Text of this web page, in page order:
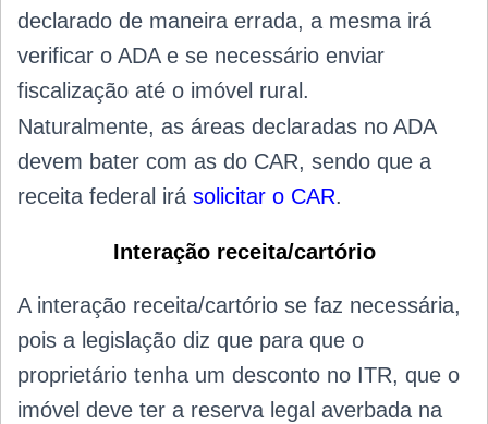
declarado de maneira errada, a mesma irá
verificar o ADA e se necessário enviar
fiscalização até o imóvel rural.
Naturalmente, as áreas declaradas no ADA
devem bater com as do CAR, sendo que a
receita federal irá solicitar o CAR.
Interação receita/cartório
A interação receita/cartório se faz necessária,
pois a legislação diz que para que o
proprietário tenha um desconto no ITR, que o
imóvel deve ter a reserva legal averbada na